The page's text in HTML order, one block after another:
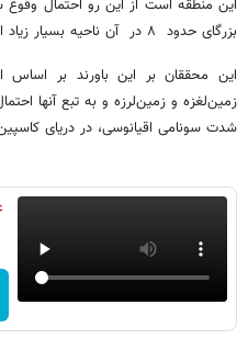
این منطقه است از این رو احتمال
بزرگای حدود ۸ در آن ناحیه بسیار زیاد است.
این محققان بر این باورند بر اساس
زمین‌لغزه و زمین‌لرزه و به تبع آنها
شدت سونامی اقیانوسی، در دریای